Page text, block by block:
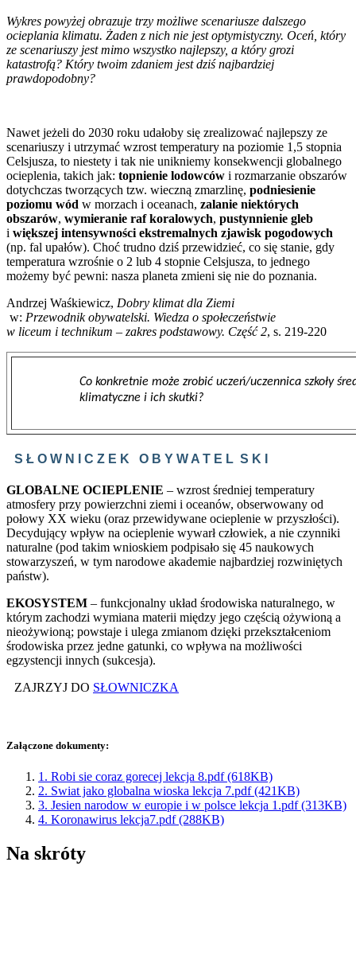
Wykres powyżej obrazuje trzy możliwe scenariusze dalszego
ocieplania klimatu. Żaden z nich nie jest optymistyczny. Oceń, który
ze scenariuszy jest mimo wszystko najlepszy, a który grozi
katastrofą? Który twoim zdaniem jest dziś najbardziej
prawdopodobny?
Nawet jeżeli do 2030 roku udałoby się zrealizować najlepszy ze
scenariuszy i utrzymać wzrost temperatury na poziomie 1,5 stopnia
Celsjusza, to niestety i tak nie unikniemy konsekwencji globalnego
ocieplenia, takich jak: topnienie lodowców i rozmarzanie obszarów
dotychczas tworzących tzw. wieczną zmarzlinę, podniesienie
poziomu wód w morzach i oceanach, zalanie niektórych
obszarów, wymieranie raf koralowych, pustynnienie gleb
i większej intensywności ekstremalnych zjawisk pogodowych
(np. fal upałów). Choć trudno dziś przewidzieć, co się stanie, gdy
temperatura wzrośnie o 2 lub 4 stopnie Celsjusza, to jednego
możemy być pewni: nasza planeta zmieni się nie do poznania.
Andrzej Waśkiewicz, Dobry klimat dla Ziemi
w: Przewodnik obywatelski. Wiedza o społeczeństwie
w liceum i technikum – zakres podstawowy. Część 2, s. 219-220
Co konkretnie może zrobić uczeń/uczennica szkoły
klimatyczne i ich skutki?
S Ł O W N I C Z E K O B Y W A T E L S K I
GLOBALNE OCIEPLENIE – wzrost średniej temperatury
atmosfery przy powierzchni ziemi i oceanów, obserwowany od
połowy XX wieku (oraz przewidywane ocieplenie w przyszłości).
Decydujący wpływ na ocieplenie wywarł człowiek, a nie czynniki
naturalne (pod takim wnioskiem podpisało się 45 naukowych
stowarzyszeń, w tym narodowe akademie najbardziej rozwiniętych
państw).
EKOSYSTEM – funkcjonalny układ środowiska naturalnego, w
którym zachodzi wymiana materii między jego częścią ożywioną a
nieożywioną; powstaje i ulega zmianom dzięki przekształceniom
środowiska przez jedne gatunki, co wpływa na możliwości
egzystencji innych (sukcesja).
ZAJRZYJ DO SŁOWNICZKA
Załączone dokumenty:
1. Robi sie coraz gorecej lekcja 8.pdf (618KB)
2. Swiat jako globalna wioska lekcja 7.pdf (421KB)
3. Jesien narodow w europie i w polsce lekcja 1.pdf (313KB)
4. Koronawirus lekcja7.pdf (288KB)
Na skróty